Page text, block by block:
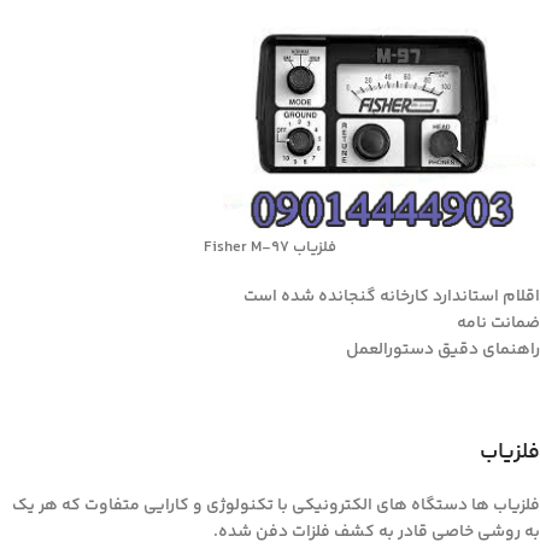
فلزیاب Fisher M-97
اقلام استاندارد کارخانه گنجانده شده است
ضمانت نامه
راهنمای دقیق دستورالعمل
فلزیاب
فلزیاب ها دستگاه های الکترونیکی با تکنولوژی و کارایی متفاوت که هر یک
به روشی خاصی قادر به کشف فلزات دفن شده.